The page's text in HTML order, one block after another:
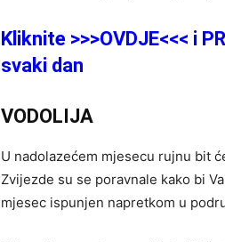
Kliknite >>>OVDJE<<< i
svaki dan
VODOLIJA
U nadolazećem mjesecu rujnu bit
Zvijezde su se poravnale kako bi
mjesec ispunjen napretkom u